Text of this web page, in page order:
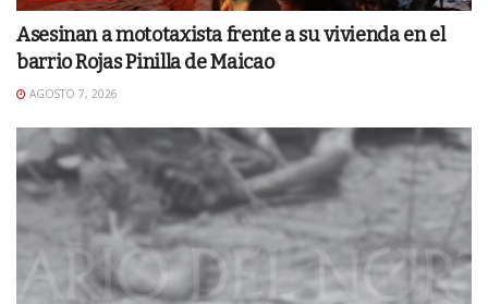
Asesinan a mototaxista frente a su vivienda en el
barrio Rojas Pinilla de Maicao
AGOSTO 7, 2026